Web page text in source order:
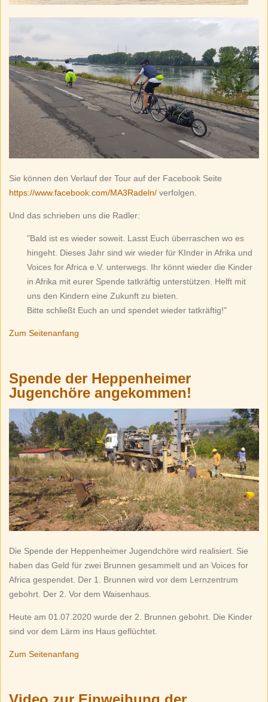
Sie können den Verlauf der Tour auf der Facebook Seite
https://www.facebook.com/MA3Radeln/ verfolgen.
Und das schrieben uns die Radler:
"Bald ist es wieder soweit. Lasst Euch überraschen wo es
hingeht. Dieses Jahr sind wir wieder für KInder in Afrika und
Voices for Africa e.V. unterwegs. Ihr könnt wieder die Kinder
in Afrika mit eurer Spende tatkräftig unterstützen. Helft mit
uns den Kindern eine Zukunft zu bieten.
Bitte schließt Euch an und spendet wieder tatkräftig!"
Zum Seitenanfang
Spende der Heppenheimer
Jugenchöre angekommen!
Die Spende der Heppenheimer Jugendchöre wird realisiert. Sie
haben das Geld für zwei Brunnen gesammelt und an Voices for
Africa gespendet. Der 1. Brunnen wird vor dem Lernzentrum
gebohrt. Der 2. Vor dem Waisenhaus.
Heute am 01.07.2020 wurde der 2. Brunnen gebohrt. Die Kinder
sind vor dem Lärm ins Haus geflüchtet.
Zum Seitenanfang